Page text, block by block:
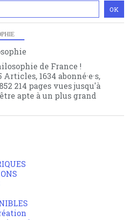
de France !
Articles, 1634 abonné·e·s,
214 pages vues jusqu'à
apte à un plus grand